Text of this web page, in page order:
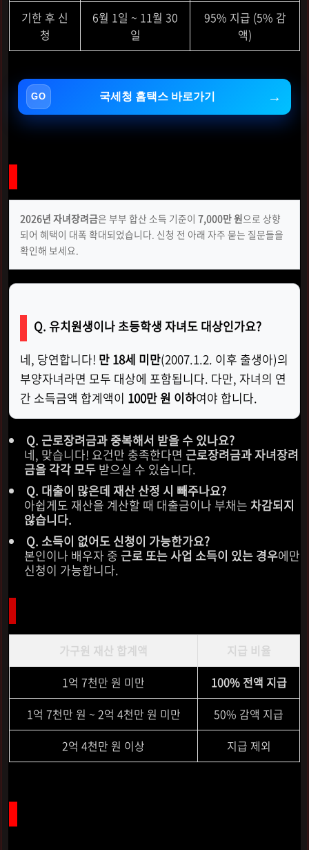
기한 후 신
청
6월 1일 ~ 11월 30
일
95% 지급 (5% 감
액)
국세청 홈택스 바로가기
2026년 자녀장려금은 부부 합산 소득 기준이 7,000만 원으로 상향
되어 혜택이 대폭 확대되었습니다. 신청 전 아래 자주 묻는 질문들을
확인해 보세요.
Q. 유치원생이나 초등학생 자녀도 대상인가요?
네, 당연합니다! 만 18세 미만(2007.1.2. 이후 출생아)의
부양자녀라면 모두 대상에 포함됩니다. 다만, 자녀의 연
간 소득금액 합계액이 100만 원 이하여야 합니다.
Q. 근로장려금과 중복해서 받을 수 있나요?
네, 맞습니다! 요건만 충족한다면 근로장려금과 자녀장려
금을 각각 모두 받으실 수 있습니다.
Q. 대출이 많은데 재산 산정 시 빼주나요?
아쉽게도 재산을 계산할 때 대출금이나 부채는 차감되지
않습니다.
Q. 소득이 없어도 신청이 가능한가요?
본인이나 배우자 중 근로 또는 사업 소득이 있는 경우에만
신청이 가능합니다.
가구원 재산 합계액
지급 비율
1억 7천만 원 미만
100% 전액 지급
1억 7천만 원 ~ 2억 4천만 원 미만
50% 감액 지급
2억 4천만 원 이상
지급 제외